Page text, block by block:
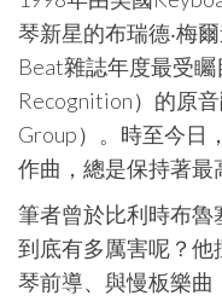
琴新星的布瑞德‧梅
Beat雜誌年度最受
Recognition）的原
Group）。時至今日
作曲，總是保持著最
筆者曾於比利時布魯
到底有多厲害呢？
琴前導、與慢板樂